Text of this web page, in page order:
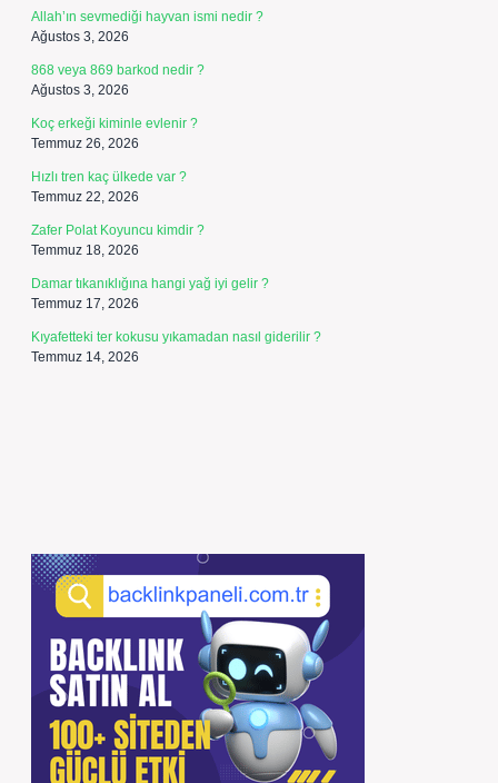
Allah’ın sevmediği hayvan ismi nedir ?
Ağustos 3, 2026
868 veya 869 barkod nedir ?
Ağustos 3, 2026
Koç erkeği kiminle evlenir ?
Temmuz 26, 2026
Hızlı tren kaç ülkede var ?
Temmuz 22, 2026
Zafer Polat Koyuncu kimdir ?
Temmuz 18, 2026
Damar tıkanıklığına hangi yağ iyi gelir ?
Temmuz 17, 2026
Kıyafetteki ter kokusu yıkamadan nasıl giderilir ?
Temmuz 14, 2026